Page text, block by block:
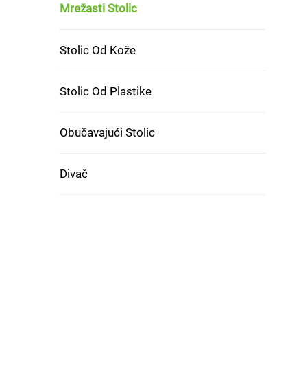
Mrežasti Stolic
Stolic Od Kože
Stolic Od Plastike
Obučavajući Stolic
Divač